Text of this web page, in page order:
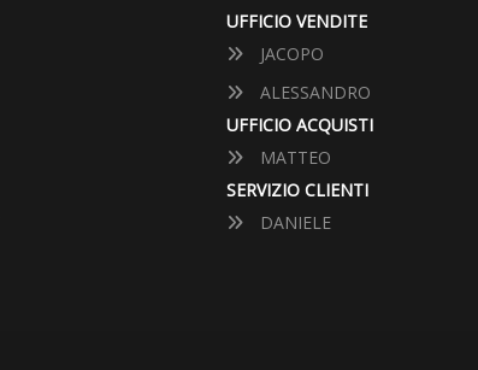
UFFICIO VENDITE
JACOPO
ALESSANDRO
UFFICIO ACQUISTI
MATTEO
SERVIZIO CLIENTI
DANIELE